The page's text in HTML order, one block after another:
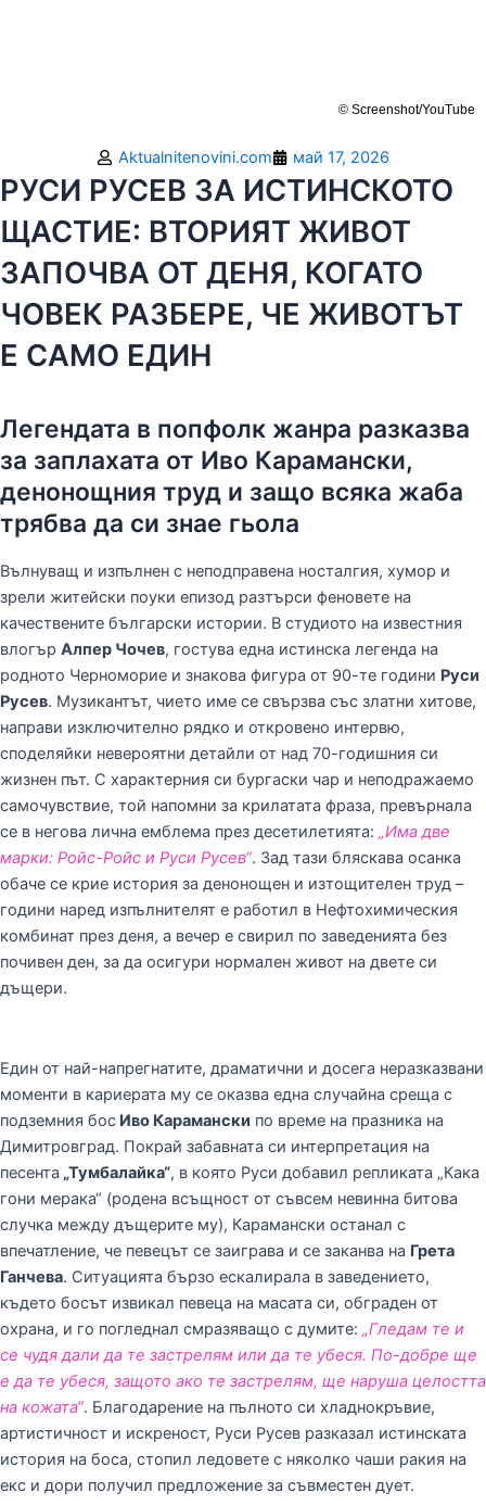
© Screenshot/YouTube
Aktualnitenovini.com май 17, 2026
РУСИ РУСЕВ ЗА ИСТИНСКОТО
ЩАСТИЕ: ВТОРИЯТ ЖИВОТ
ЗАПОЧВА ОТ ДЕНЯ, КОГАТО
ЧОВЕК РАЗБЕРЕ, ЧЕ ЖИВОТЪТ
Е САМО ЕДИН
Легендата в попфолк жанра разказва
за заплахата от Иво Карамански,
денонощния труд и защо всяка жаба
трябва да си знае гьола
Вълнуващ и изпълнен с неподправена носталгия, хумор и
зрели житейски поуки епизод разтърси феновете на
качествените български истории. В студиото на известния
влогър Алпер Чочев, гостува една истинска легенда на
родното Черноморие и знакова фигура от 90-те години Руси
Русев. Музикантът, чието име се свързва със златни хитове,
направи изключително рядко и откровено интервю,
споделяйки невероятни детайли от над 70-годишния си
жизнен път. С характерния си бургаски чар и неподражаемо
самочувствие, той напомни за крилатата фраза, превърнала
се в негова лична емблема през десетилетията: „Има две
марки: Ройс-Ройс и Руси Русев“. Зад тази бляскава осанка
обаче се крие история за денонощен и изтощителен труд –
години наред изпълнителят е работил в Нефтохимическия
комбинат през деня, а вечер е свирил по заведенията без
почивен ден, за да осигури нормален живот на двете си
дъщери.
Един от най-напрегнатите, драматични и досега неразказвани
моменти в кариерата му се оказва една случайна среща с
подземния бос Иво Карамански по време на празника на
Димитровград. Покрай забавната си интерпретация на
песента „Тумбалайка“, в която Руси добавил репликата „Кака
гони мерака“ (родена всъщност от съвсем невинна битова
случка между дъщерите му), Карамански останал с
впечатление, че певецът се заиграва и се заканва на Грета
Ганчева. Ситуацията бързо ескалирала в заведението,
където босът извикал певеца на масата си, обграден от
охрана, и го погледнал смразяващо с думите: „Гледам те и
се чудя дали да те застрелям или да те убеся. По-добре ще
е да те убеся, защото ако те застрелям, ще наруша целостта
на кожата“. Благодарение на пълното си хладнокръвие,
артистичност и искреност, Руси Русев разказал истинската
история на боса, стопил ледовете с няколко чаши ракия на
екс и дори получил предложение за съвместен дует.